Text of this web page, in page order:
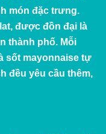
món đặc trưng.
được đồn đại là
thành phố. Mỗi
sốt mayonnaise tự
đều yêu cầu thêm,